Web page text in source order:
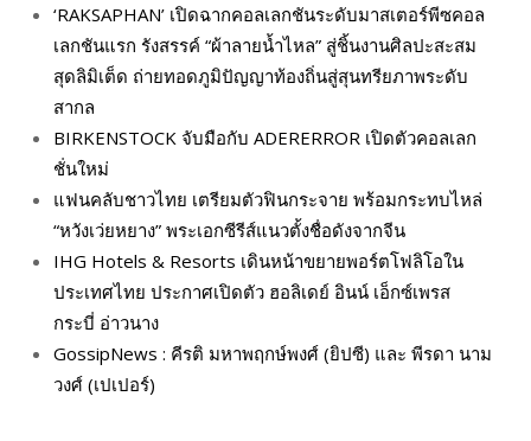
‘RAKSAPHAN’ เปิดฉากคอลเลกชันระดับมาสเตอร์พีซคอล
เลกชันแรก รังสรรค์ “ผ้าลายน้ำไหล” สู่ชิ้นงานศิลปะสะสม
สุดลิมิเต็ด ถ่ายทอดภูมิปัญญาท้องถิ่นสู่สุนทรียภาพระดับ
สากล
BIRKENSTOCK จับมือกับ ADERERROR เปิดตัวคอลเลก
ชั่นใหม่
แฟนคลับชาวไทย เตรียมตัวฟินกระจาย พร้อมกระทบไหล่
“หวังเว่ยหยาง” พระเอกซีรีส์แนวตั้งชื่อดังจากจีน
IHG Hotels & Resorts เดินหน้าขยายพอร์ตโฟลิโอใน
ประเทศไทย ประกาศเปิดตัว ฮอลิเดย์ อินน์ เอ็กซ์เพรส
กระบี่ อ่าวนาง
GossipNews : คีรติ มหาพฤกษ์พงศ์ (ยิปซี) และ พีรดา นาม
วงศ์ (เปเปอร์)